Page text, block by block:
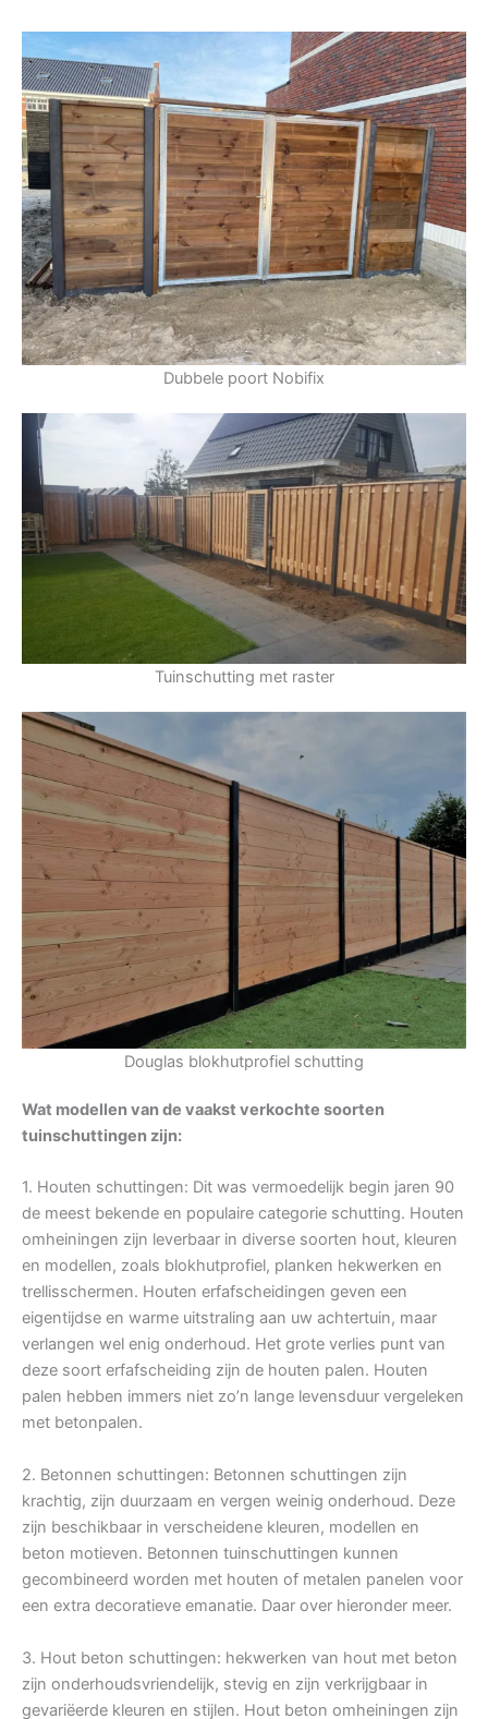
Dubbele poort Nobifix
Tuinschutting met raster
Douglas blokhutprofiel schutting
Wat modellen van de vaakst verkochte soorten
tuinschuttingen zijn:
1. Houten schuttingen: Dit was vermoedelijk begin jaren 90
de meest bekende en populaire categorie schutting. Houten
omheiningen zijn leverbaar in diverse soorten hout, kleuren
en modellen, zoals blokhutprofiel, planken hekwerken en
trellisschermen. Houten erfafscheidingen geven een
eigentijdse en warme uitstraling aan uw achtertuin, maar
verlangen wel enig onderhoud. Het grote verlies punt van
deze soort erfafscheiding zijn de houten palen. Houten
palen hebben immers niet zo’n lange levensduur vergeleken
met betonpalen.
2. Betonnen schuttingen: Betonnen schuttingen zijn
krachtig, zijn duurzaam en vergen weinig onderhoud. Deze
zijn beschikbaar in verscheidene kleuren, modellen en
beton motieven. Betonnen tuinschuttingen kunnen
gecombineerd worden met houten of metalen panelen voor
een extra decoratieve emanatie. Daar over hieronder meer.
3. Hout beton schuttingen: hekwerken van hout met beton
zijn onderhoudsvriendelijk, stevig en zijn verkrijgbaar in
gevariëerde kleuren en stijlen. Hout beton omheiningen zijn